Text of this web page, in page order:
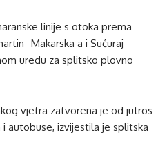
linije s otoka prema
Makarska a i Sućuraj-
uredu za splitsko plovno
vjetra zatvorena je od jutros
autobuse, izvijestila je splitska